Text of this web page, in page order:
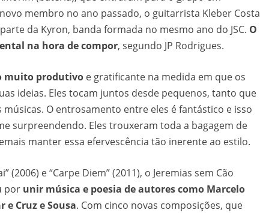
membro no ano passado, o guitarrista Kleber Costa
da Kyron, banda formada no mesmo ano do JSC. O
na hora de compor, segundo JP Rodrigues.
muito produtivo e gratificante na medida em que os
ideias. Eles tocam juntos desde pequenos, tanto que
O entrosamento entre eles é fantástico e isso
surpreendendo. Eles trouxeram toda a bagagem de
manter essa efervescência tão inerente ao estilo.
(2006) e “Carpe Diem” (2011), o Jeremias sem Cão
por unir música e poesia de autores como Marcelo
Cruz e Sousa. Com cinco novas composições, que